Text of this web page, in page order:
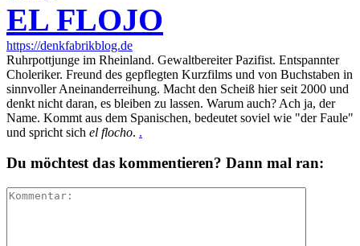
EL FLOJO
https://denkfabrikblog.de
Ruhrpottjunge im Rheinland. Gewaltbereiter Pazifist. Entspannter
Choleriker. Freund des gepflegten Kurzfilms und von Buchstaben in
sinnvoller Aneinanderreihung. Macht den Scheiß hier seit 2000 und
denkt nicht daran, es bleiben zu lassen. Warum auch? Ach ja, der
Name. Kommt aus dem Spanischen, bedeutet soviel wie "der Faule"
und spricht sich el flocho. .
Du möchtest das kommentieren? Dann mal ran: